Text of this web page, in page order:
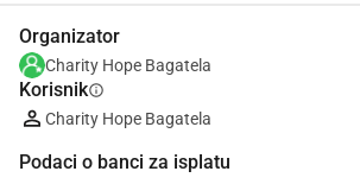
Organizator
Charity Hope Bagatela
Korisnikinfo
Charity Hope Bagatela
Podaci o banci za isplatu